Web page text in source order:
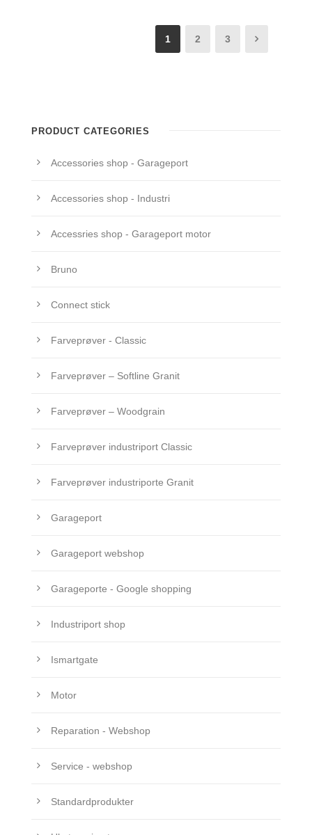
1 2 3
PRODUCT CATEGORIES
Accessories shop - Garageport
Accessories shop - Industri
Accessries shop - Garageport motor
Bruno
Connect stick
Farveprøver - Classic
Farveprøver – Softline Granit
Farveprøver – Woodgrain
Farveprøver industriport Classic
Farveprøver industriporte Granit
Garageport
Garageport webshop
Garageporte - Google shopping
Industriport shop
Ismartgate
Motor
Reparation - Webshop
Service - webshop
Standardprodukter